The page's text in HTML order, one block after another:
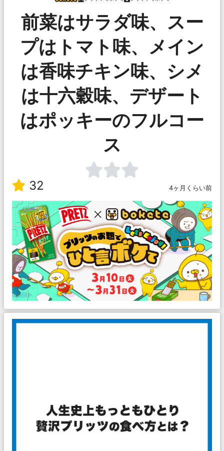
前菜はサラダ味、スー
プはトマト味、メイン
は香味チキン味、シメ
は十六穀味、デザート
はポッキーのフルコー
ス
32 4ヶ月くらい前